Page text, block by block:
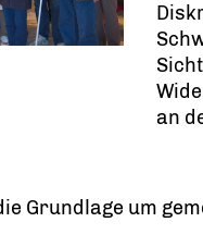
an
Grundlage um